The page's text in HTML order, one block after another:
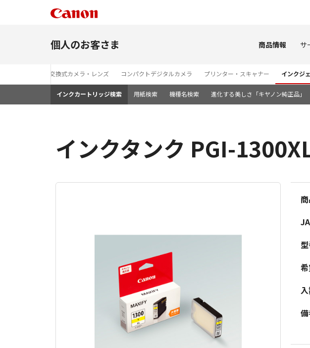
個人のお客さま 商品情報 サ
レンズ交換式カメラ・レンズ コンパクトデジタルカメラ プリンター・スキャナー インクジ
インクカートリッジ検索 用紙検索 機種名検索 進化する美しさ「キヤノン純正品」
インクタンク PGI-